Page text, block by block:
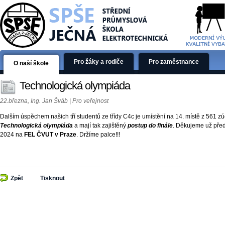
O naší škole Pro žáky a rodiče Pro zaměstnance
Technologická olympiáda
22.března, Ing. Jan Šváb | Pro veřejnost
Dalším úspěchem našich tří studentů ze třídy C4c je umístění na 14. místě z 561
Technologická olympiáda a mají tak zajištěný postup do finále. Děkujeme už
2024 na FEL ČVUT v Praze. Držíme palce!!!
Zpět Tisknout